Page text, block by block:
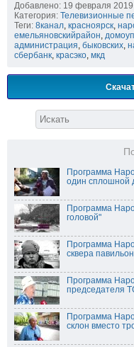
Добавлено: 19 февраля 2019
Категория: Телевизионные
Теги: 8канал, красноярск,
емельяновскийрайон,
администрация, быковских,
сбербанк, красэко, мкд
Программа
один сплошной
Программа
головой"
Программа
сквера
Программа
председателя
Программа
склон вместо